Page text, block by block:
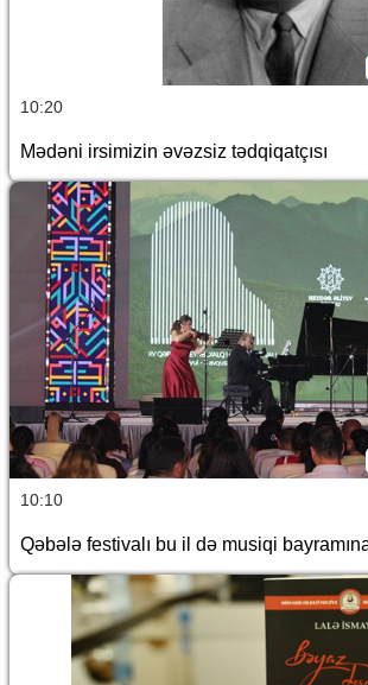
10:20
Mədəni irsimizin əvəzsiz tədqiqatçısı
10:10
Qəbələ festivalı bu il də musiqi